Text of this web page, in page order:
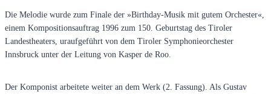
Die Melodie wurde zum Finale der »Birthday-Musik mit gutem Orchester«,
einem Kompositionsauftrag 1996 zum 150. Geburtstag des Tiroler
Landestheaters, uraufgeführt von dem Tiroler Symphonieorchester
Innsbruck unter der Leitung von Kasper de Roo.
Der Komponist arbeitete weiter an dem Werk (2. Fassung). Als Gustav